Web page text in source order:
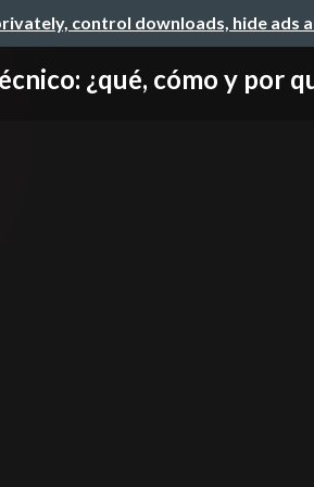
control downloads, hide ads
¿qué, cómo y por